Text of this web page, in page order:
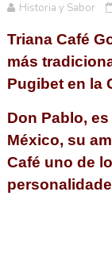
Historia y Sabor
Triana Café
más
Pugibet en la
Don Pablo,
México, su
Café uno de